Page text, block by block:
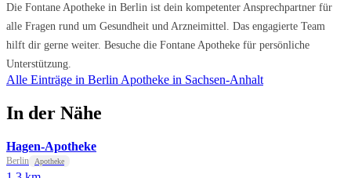
Die Fontane Apotheke in Berlin ist dein kompetenter Ansprechpartner für
alle Fragen rund um Gesundheit und Arzneimittel. Das engagierte Team
hilft dir gerne weiter. Besuche die Fontane Apotheke für persönliche
Unterstützung.
Alle Einträge in Berlin Apotheke in Sachsen-Anhalt
In der Nähe
Hagen-Apotheke
Berlin Apotheke